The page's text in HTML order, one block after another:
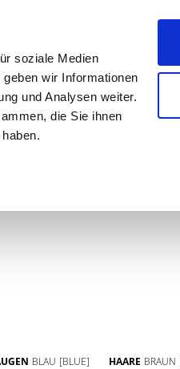
soziale Medien
wir Informationen
und Analysen weiter.
die Sie ihnen
BLAU [BLUE] HAARE BRAUN